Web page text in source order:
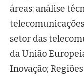
áreas: análise
setor das
da União
Inovação;